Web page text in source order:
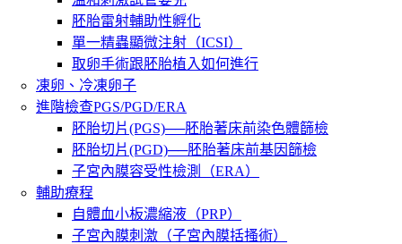
胚胎雷射輔助性孵化
單一精蟲顯微注射（ICSI）
取卵手術跟胚胎植入如何進行
凍卵、冷凍卵子
進階檢查PGS/PGD/ERA
胚胎切片(PGS)──胚胎著床前染色體篩檢
胚胎切片(PGD)──胚胎著床前基因篩檢
子宮內膜容受性檢測（ERA）
輔助療程
自體血小板濃縮液（PRP）
子宮內膜刺激（子宮內膜括搔術）